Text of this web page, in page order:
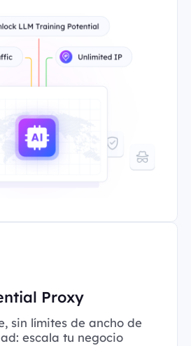
Proxy
sin límites de ancho de
escala tu negocio